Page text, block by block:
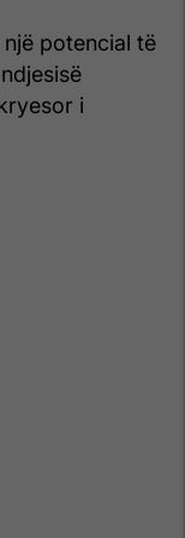
potencial të
i